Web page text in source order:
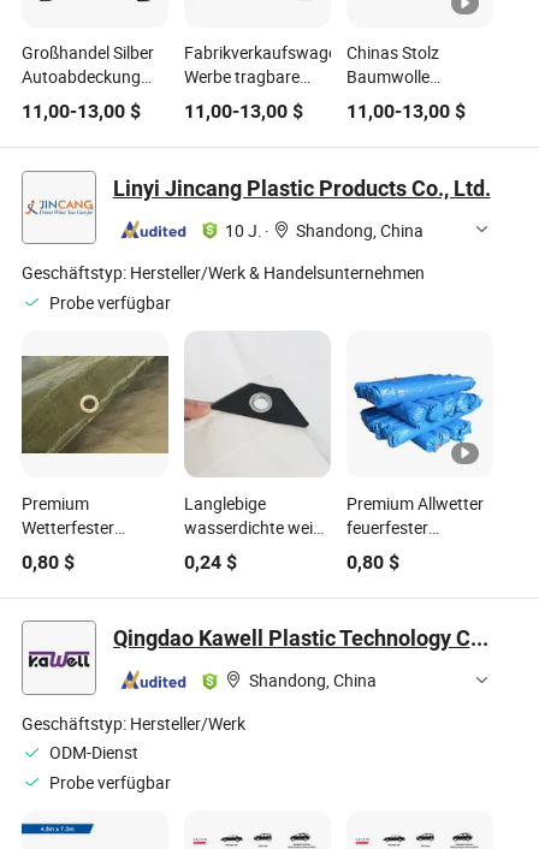
Großhandel Silber
Autoabdeckung
PVC wasserdicht
und UV-beständig
11,00-13,00 $
Fabrikverkaufswagenabdeckung
Werbe tragbare
Wagenabdeckung
Wagenabdeckung
Anti Schutz
11,00-13,00$
Chinas Stolz
Baumwolle
Hagelabwehr
Autoabdeckung
wasserdicht
11,00-13,00$
Linyi Jincang Plastic Products Co., Ltd.
10 J. ·
Shandong, China
Geschäftstyp: Hersteller/Werk & Handelsunternehmen
Probe verfügbar
Premium
Wetterfester
Autoschutz für alle
Fahrzeugtypen
0,80 $
Langlebige
wasserdichte weiße
Autoabdeckung für
Outdoor-
Veranstaltungen
und Partys
0,24$
Premium Allwetter
feuerfester
Autoschutz für
ultimativen Schutz
0,80$
Qingdao Kawell Plastic Technology Co., Ltd.
Shandong, China
Geschäftstyp: Hersteller/Werk
ODM-Dienst
Probe verfügbar